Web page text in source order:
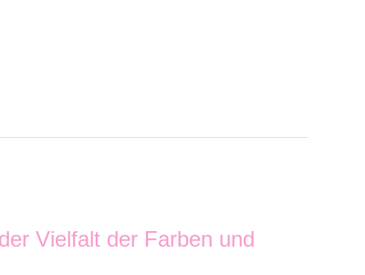
Vielfalt der Farben und